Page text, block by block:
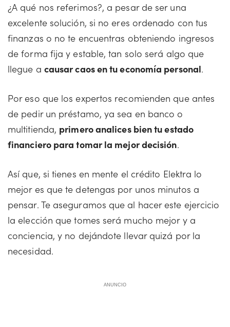
¿A qué nos referimos?, a pesar de ser una
excelente solución, si no eres ordenado con tus
finanzas o no te encuentras obteniendo ingresos
de forma fija y estable, tan solo será algo que
llegue a causar caos en tu economía personal.
Por eso que los expertos recomienden que antes
de pedir un préstamo, ya sea en banco o
multitienda, primero analices bien tu estado
financiero para tomar la mejor decisión.
Así que, si tienes en mente el crédito Elektra lo
mejor es que te detengas por unos minutos a
pensar. Te aseguramos que al hacer este ejercicio
la elección que tomes será mucho mejor y a
conciencia, y no dejándote llevar quizá por la
necesidad.
ANUNCIO